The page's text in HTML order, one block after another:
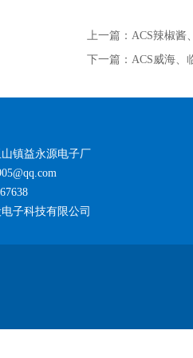
上一篇： ACS辣椒酱
下一篇： ACS威海、
镇益永源电子厂
子科技有限公司